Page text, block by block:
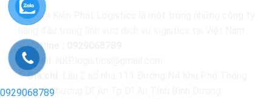
Nguyễn Kiên Phát Logistics là một trong những công ty
+ Hotline : 0929068789
+Email
+Địa chỉ
Nhất 1 Phường Dĩ An Tp Dĩ An Tỉnh Bình Dương
0929068789